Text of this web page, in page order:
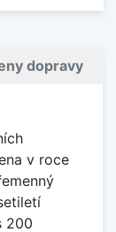
dopravy
v roce
200